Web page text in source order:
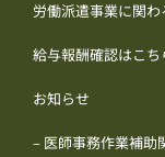
労働派遣事業に関
給与報酬確認はこち
お知らせ
– 医師事務作業補助